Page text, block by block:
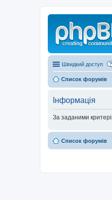
Швидкий доступ
Список форумів
Інформація
За заданими
Список форумів